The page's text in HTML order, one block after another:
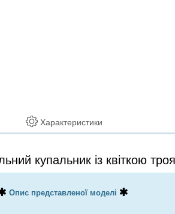
Характеристики
купальник із квіткою
Опис представленої моделі